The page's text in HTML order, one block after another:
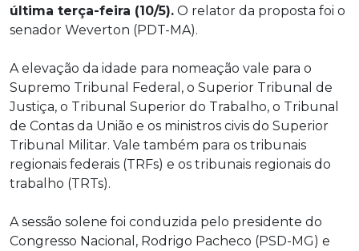
última terça-feira (10/5). O relator da proposta foi o
senador Weverton (PDT-MA).
A elevação da idade para nomeação vale para o
Supremo Tribunal Federal, o Superior Tribunal de
Justiça, o Tribunal Superior do Trabalho, o Tribunal
de Contas da União e os ministros civis do Superior
Tribunal Militar. Vale também para os tribunais
regionais federais (TRFs) e os tribunais regionais do
trabalho (TRTs).
A sessão solene foi conduzida pelo presidente do
Congresso Nacional, Rodrigo Pacheco (PSD-MG) e